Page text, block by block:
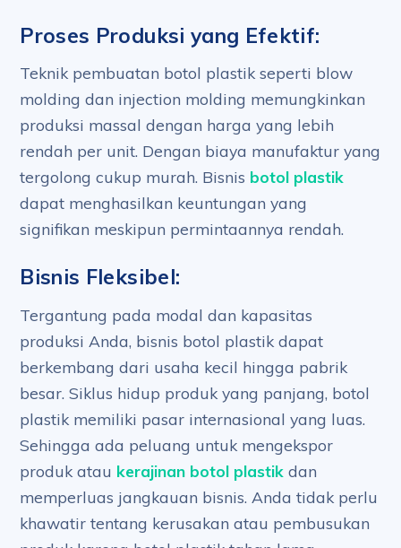
Proses Produksi yang Efektif:
Teknik pembuatan botol plastik seperti blow
molding dan injection molding memungkinkan
produksi massal dengan harga yang lebih
rendah per unit. Dengan biaya manufaktur yang
tergolong cukup murah. Bisnis botol plastik
dapat menghasilkan keuntungan yang
signifikan meskipun permintaannya rendah.
Bisnis Fleksibel:
Tergantung pada modal dan kapasitas
produksi Anda, bisnis botol plastik dapat
berkembang dari usaha kecil hingga pabrik
besar. Siklus hidup produk yang panjang, botol
plastik memiliki pasar internasional yang luas.
Sehingga ada peluang untuk mengekspor
produk atau kerajinan botol plastik dan
memperluas jangkauan bisnis. Anda tidak perlu
khawatir tentang kerusakan atau pembusukan